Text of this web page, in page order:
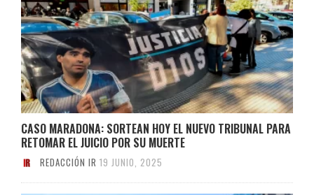
CASO MARADONA: SORTEAN HOY EL NUEVO TRIBUNAL PARA
RETOMAR EL JUICIO POR SU MUERTE
REDACCIÓN IR 19 JUNIO, 2025